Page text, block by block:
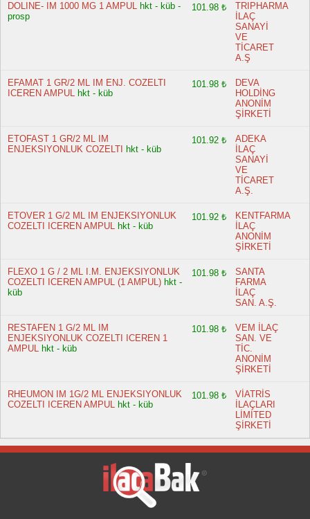
DOLINE- IM 1000 MG 1 AMPUL hkt - küb -
prosp
101.98 ₺
TRIPHARMA
İLAÇ
SANAYİ
VE
TİCARET
A.Ş
EFAMAT 1 GR/2 ML IM ENJ. COZELTI
ICEREN AMPUL hkt - küb
101.98 ₺
DEVA
HOLDİNG
ANONİM
ŞİRKETİ
ETOFAST 1 GR/2 ML IM
ENJEKSIYONLUK COZELTI
hkt - küb
101.92 ₺
ADEKA
İLAÇ
SANAYİ
VE
TİCARET
A.Ş.
ETOVER 1 G/2 ML IM ENJEKSIYONLUK
COZELTI ICEREN AMPUL hkt - küb
101.92 ₺
KENTFARMA
İLAÇ
ANONİM
ŞİRKETİ
FLEXO 1 G / 2 ML I.M. ENJEKSIYONLUK
COZELTI ICEREN AMPUL (1 AMPUL) hkt -
küb
101.98 ₺
SANTA
FARMA
İLAÇ
SAN. A.Ş.
RESTAFEN 1 G/2 ML IM
ENJEKSIYONLUK COZELTI ICEREN 1
AMPUL hkt - küb
101.98 ₺
VEM İLAÇ
SAN. VE
TİC.
ANONİM
ŞİRKETİ
RHEUMON IM 1G/2 ML ENJEKSIYONLUK
COZELTI ICEREN AMPUL hkt - küb
101.98 ₺
VİATRİS
İLAÇLARI
LİMİTED
ŞİRKETİ